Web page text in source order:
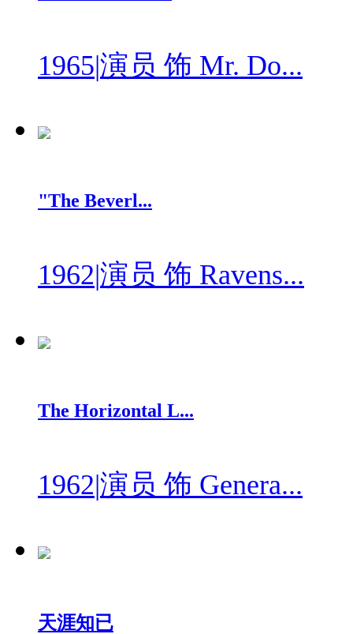
1965|演员 饰 Mr. Do...
"The Beverl...
1962|演员 饰 Ravens...
The Horizontal L...
1962|演员 饰 Genera...
天涯知已